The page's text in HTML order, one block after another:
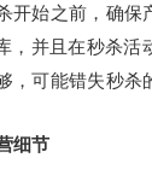
开始之前，确保
，并且在秒杀活
，可能错失秒杀
细节